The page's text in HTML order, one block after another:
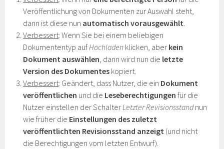
Veröffentlichung von Dokumenten zur Auswahl steht,
dann ist diese nun automatisch vorausgewählt
Verbessert: Wenn Sie bei einem beliebigen
Dokumententyp auf Hochladen klicken, aber kein
Dokument auswählen , dann wird nun die letzte
Version des Dokumentes kopiert.
Verbessert: Geändert, dass Nutzer, die ein Dokument
veröffentlichen und die Leseberechtigungen für die
Nutzer einstellen der Schalter Letzter Revisionsstandnun
wie früher die Einstellungen des zuletzt
veröffentlichten Revisionsstand anzeigt (und nicht
die Berechtigungen vom letzten Entwurf).